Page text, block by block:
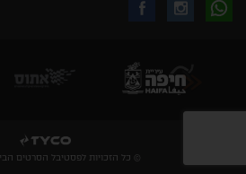
שלך
לקבלת
באינסטגרם
עקבו
בפייסבוק
© כל הזכויות לפסטיבל הסרטים